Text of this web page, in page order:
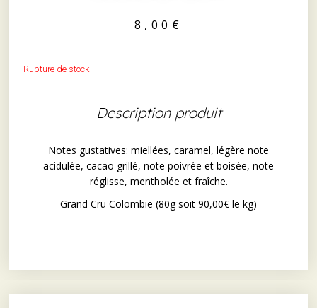
8,00 €
Rupture de stock
Description produit
Notes gustatives: miellées, caramel, légère note
acidulée, cacao grillé, note poivrée et boisée, note
réglisse, mentholée et fraîche.
Grand Cru Colombie (80g soit 90,00€ le kg)